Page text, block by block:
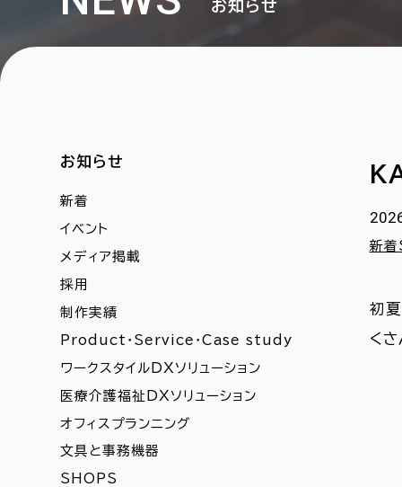
お知らせ
お知らせ
新着
イベント
メディア掲載
採用
制作実績
Product・Service・Case study
ワークスタイルDXソリューション
医療介護福祉DXソリューション
オフィスプランニング
文具と事務機器
SHOPS
新着
初
く